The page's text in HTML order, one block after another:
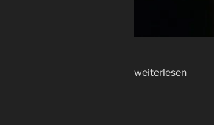
„Danke
weiterlesen